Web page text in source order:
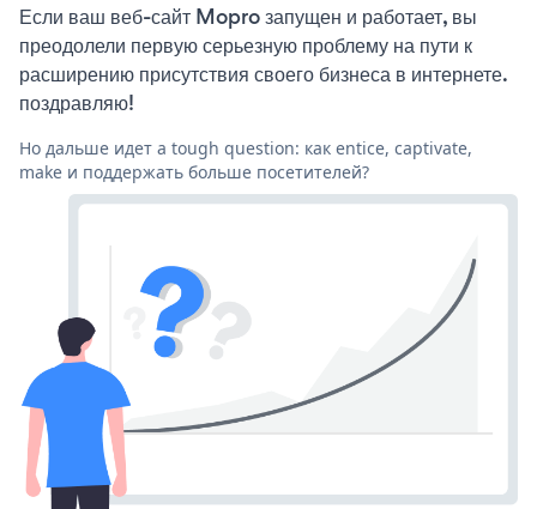
Если ваш веб-сайт Mopro запущен и работает, вы
преодолели первую серьезную проблему на пути к
расширению присутствия своего бизнеса в интернете.
поздравляю!
Но дальше идет a tough question: как entice, captivate,
make и поддержать больше посетителей?